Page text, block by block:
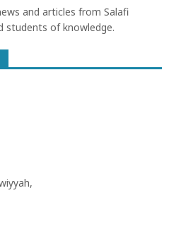
and articles from Salafi
students of knowledge.